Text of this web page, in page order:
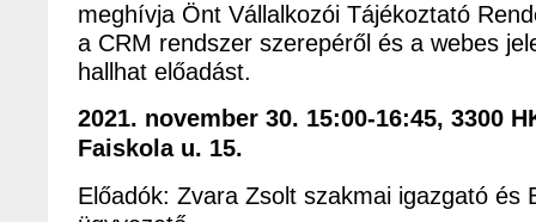
meghívja Önt Vállalkozói Tájékoztató
a CRM rendszer szerepéről és a webes
hallhat előadást.
2021. november 30. 15:00-16:45, 3300
Faiskola u. 15.
Előadók: Zvara Zsolt szakmai igazgató és